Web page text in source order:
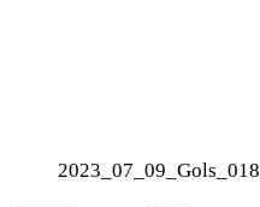
2023_07_09_Gols_018